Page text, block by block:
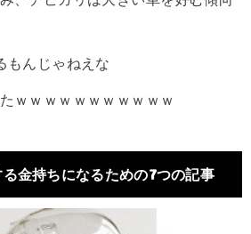
もんじゃねえな
ｗｗｗｗｗｗｗｗｗｗｗ
金持ちになるための7つの記事